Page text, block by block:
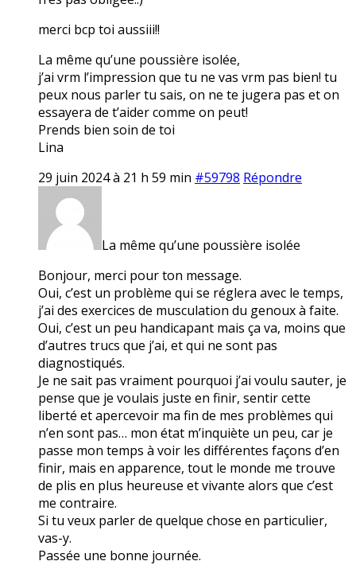
merci bcp toi aussiii!!
La même qu’une poussière isolée,
j’ai vrm l’impression que tu ne vas vrm pas bien! tu
peux nous parler tu sais, on ne te jugera pas et on
essayera de t’aider comme on peut!
Prends bien soin de toi
Lina
29 juin 2024 à 21 h 59 min #59798 Répondre
La même qu’une poussière isolée
Bonjour, merci pour ton message.
Oui, c’est un problème qui se réglera avec le temps,
j’ai des exercices de musculation du genoux à faite.
Oui, c’est un peu handicapant mais ça va, moins que
d’autres trucs que j’ai, et qui ne sont pas
diagnostiqués.
Je ne sait pas vraiment pourquoi j’ai voulu sauter, je
pense que je voulais juste en finir, sentir cette
liberté et apercevoir ma fin de mes problèmes qui
n’en sont pas… mon état m’inquiète un peu, car je
passe mon temps à voir les différentes façons d’en
finir, mais en apparence, tout le monde me trouve
de plis en plus heureuse et vivante alors que c’est
me contraire.
Si tu veux parler de quelque chose en particulier,
vas-y.
Passée une bonne journée.